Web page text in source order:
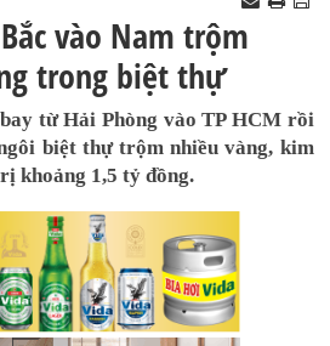
vào Nam trộm
trong biệt thự
từ Hải Phòng vào TP HCM rồi
biệt thự trộm nhiều vàng, kim
khoảng 1,5 tỷ đồng.